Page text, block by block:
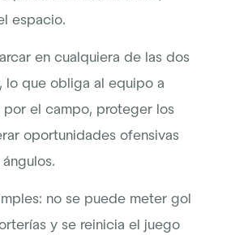
espacio.
en cualquiera de las dos
lo que obliga al equipo a
el campo, proteger los
oportunidades ofensivas
no se puede meter gol
y se reinicia el juego